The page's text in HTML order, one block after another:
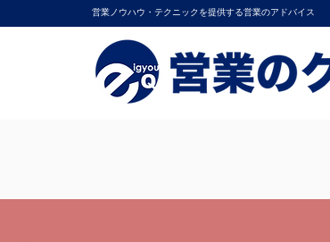
営業ノウハウ・テクニックを提供する営業のアドバイス